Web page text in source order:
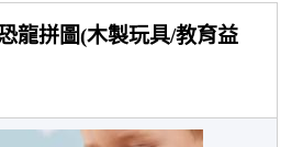
龍拼圖(木製玩具/教育益